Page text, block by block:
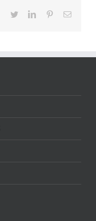
Facebook
TwitterLinkedInPinterestCorreo